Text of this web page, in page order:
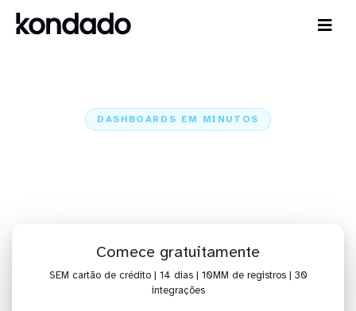
DASHBOARDS EM MINUTOS
Comece gratuitamente
SEM cartão de crédito | 14 dias | 10MM de registros | 30
integrações